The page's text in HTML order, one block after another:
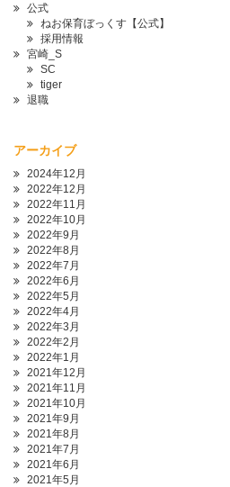
公式
ねお保育ぼっくす【公式】
採用情報
宮崎_S
SC
tiger
退職
アーカイブ
2024年12月
2022年12月
2022年11月
2022年10月
2022年9月
2022年8月
2022年7月
2022年6月
2022年5月
2022年4月
2022年3月
2022年2月
2022年1月
2021年12月
2021年11月
2021年10月
2021年9月
2021年8月
2021年7月
2021年6月
2021年5月